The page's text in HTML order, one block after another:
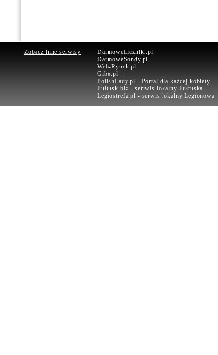
Zobacz inne serwisy
DarmoweLiczniki.pl
DarmoweSondy.pl
Web-Rynek.pl
Gibo.pl
PolishLady.pl - Portal dla każdej kobiety
Pultusk.biz - seriwis lokalny Pułtuska
Legiostrefa.pl - serwis lokalny Legionowa